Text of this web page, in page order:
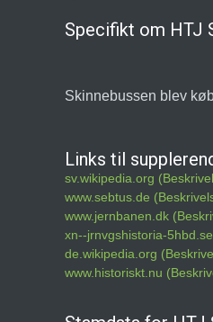
Specifikt om HTJ
Skinnebussen blev
Links til
sv.wikipedia.org
www.sebtus.de
www.jernbanen.dk
xn--jrnvgshistoria-
de.wikipedia.org
www.historiskt.nu